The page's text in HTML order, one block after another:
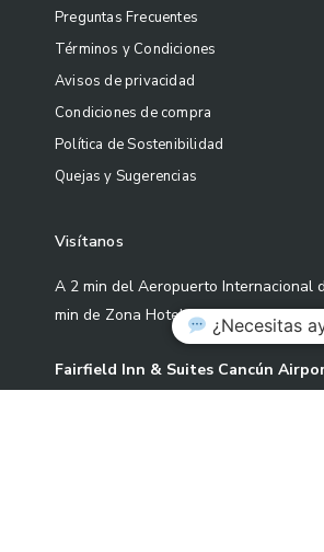
Preguntas Frecuentes
Términos y Condiciones
Avisos de privacidad
Condiciones de compra
Política de Sostenibilidad
Quejas y Sugerencias
Visítanos
A 2 min del Aeropuerto Internacional
min de Zona Hotelera
Fairfield Inn & Suites Cancún
¿Necesitas